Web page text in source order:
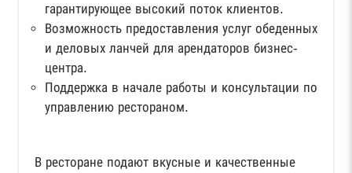
гарантирующее высокий поток клиентов.
Возможность предоставления услуг обеденных
и деловых ланчей для арендаторов бизнес-
центра.
Поддержка в начале работы и консультации по
управлению рестораном.
В ресторане подают вкусные и качественные